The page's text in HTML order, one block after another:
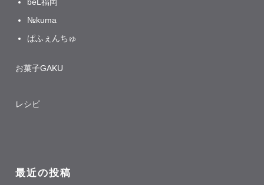
№kuma
ぱふぇんちゅ
お菓子GAKU
レシピ
最近の投稿